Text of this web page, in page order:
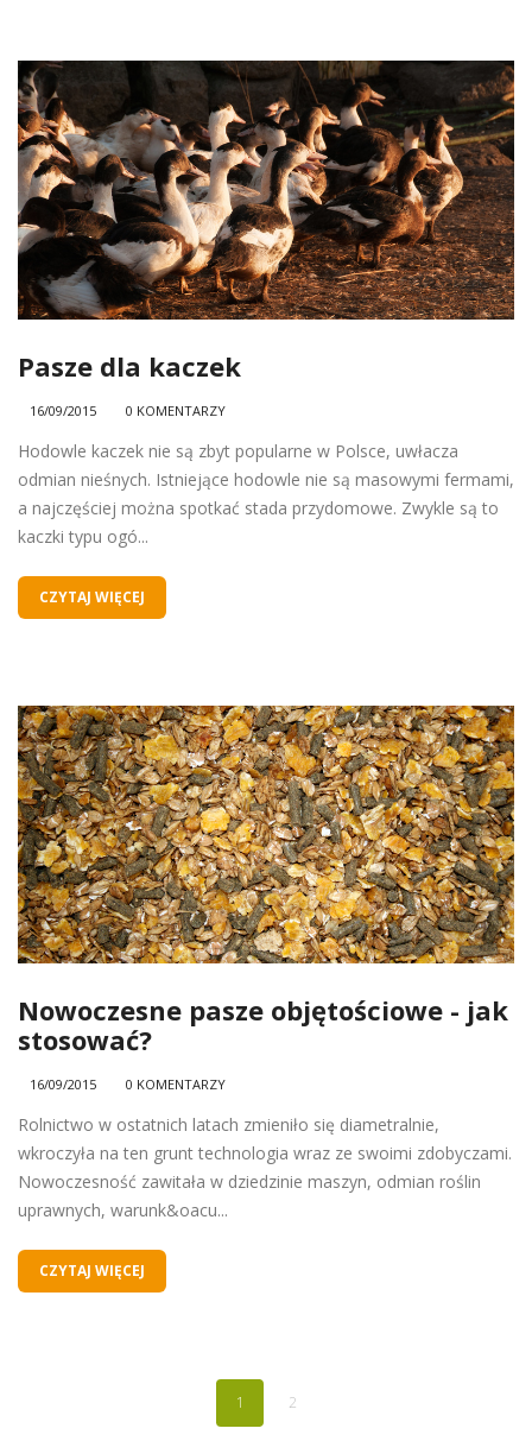
Pasze dla kaczek
16/09/2015 0 KOMENTARZY
Hodowle kaczek nie są zbyt popularne w Polsce, uwłacza
odmian nieśnych. Istniejące hodowle nie są masowymi fermami,
a najczęściej można spotkać stada przydomowe. Zwykle są to
kaczki typu ogó...
CZYTAJ WIĘCEJ
Nowoczesne pasze objętościowe - jak
stosować?
16/09/2015 0 KOMENTARZY
Rolnictwo w ostatnich latach zmieniło się diametralnie,
wkroczyła na ten grunt technologia wraz ze swoimi zdobyczami.
Nowoczesność zawitała w dziedzinie maszyn, odmian roślin
uprawnych, warunk&oacu...
CZYTAJ WIĘCEJ
1 2